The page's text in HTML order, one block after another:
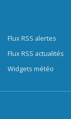
Flux RSS alertes
Flux RSS actualités
Widgets météo